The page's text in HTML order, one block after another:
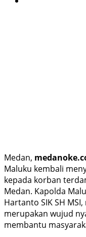
Medan,
Maluku kembali
kepada korban
Medan. Kapolda
Hartanto SIK SH
merupakan wujud
membantu